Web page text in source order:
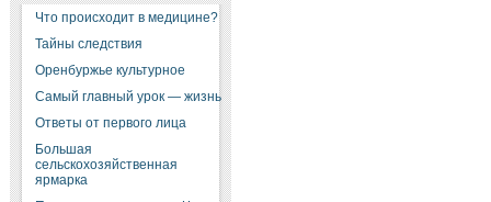
Что происходит в медицине?
Тайны следствия
Оренбуржье культурное
Самый главный урок — жизнь
Ответы от первого лица
Большая
сельскохозяйственная
ярмарка